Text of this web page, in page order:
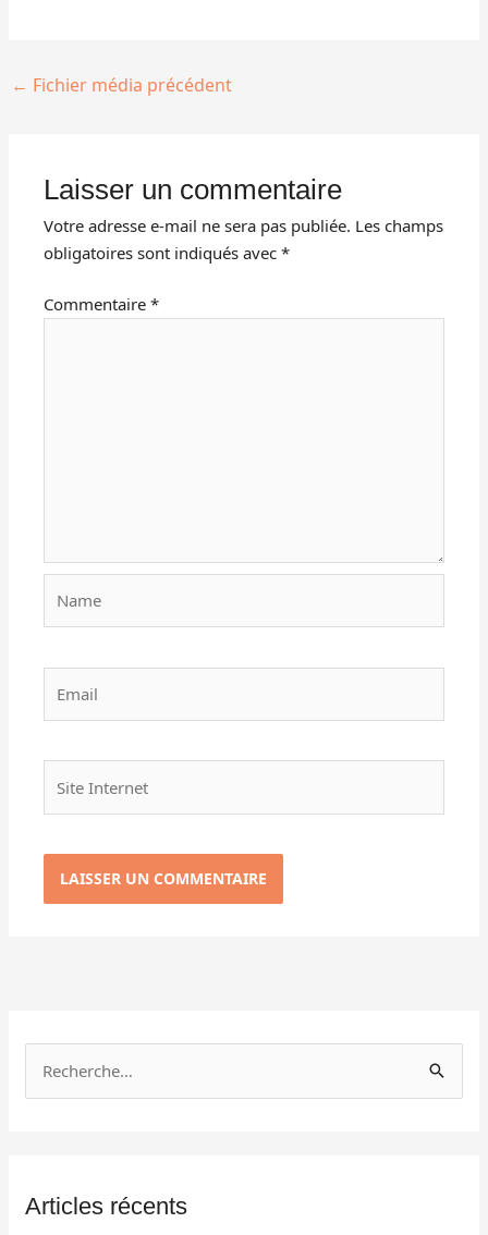
← Fichier média précédent
Laisser un commentaire
Votre adresse e-mail ne sera pas publiée. Les champs
obligatoires sont indiqués avec*
Commentaire*
Internet
e
Articles récents